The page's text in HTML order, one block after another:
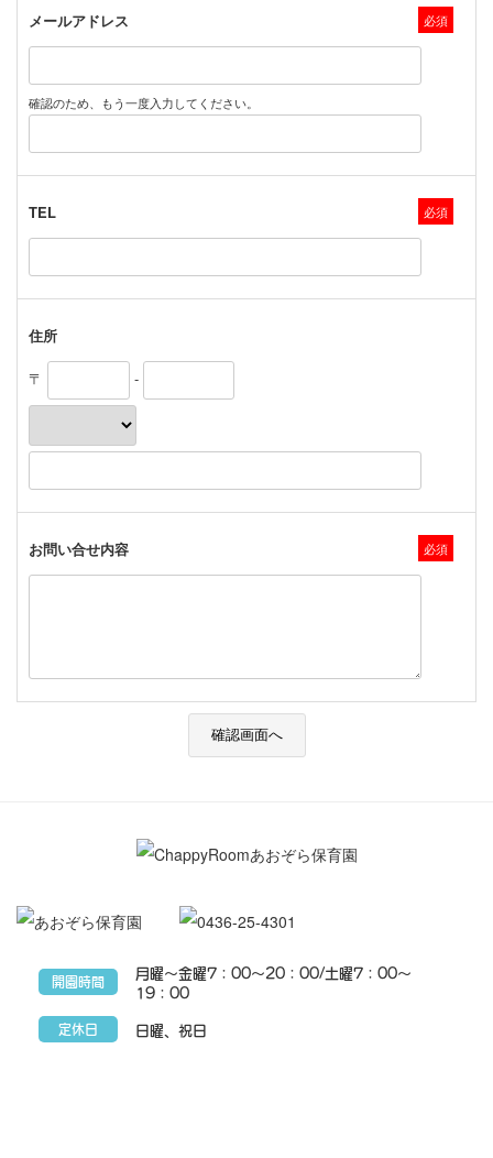
メールアドレス 必須
確認のため、もう一度入力してください。
TEL 必須
住所
〒 -
お問い合せ内容 必須
開園時間
月曜～金曜7：00～20：00/土曜7：00～
19：00
定休日 日曜、祝日